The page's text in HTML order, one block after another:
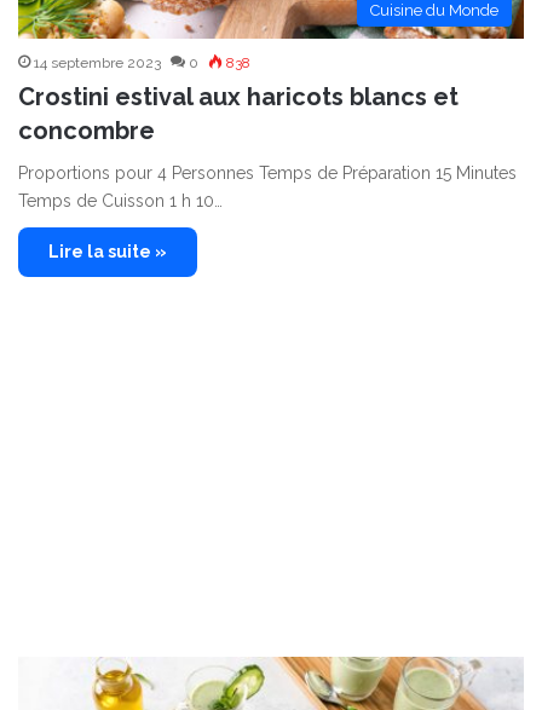
Cuisine du Monde
14 septembre 2023 0 838
Crostini estival aux haricots blancs et
concombre
Proportions pour 4 Personnes Temps de Préparation 15 Minutes
Temps de Cuisson 1 h 10…
Lire la suite »